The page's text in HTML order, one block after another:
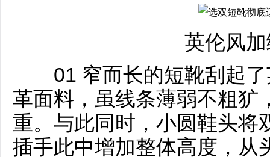
英伦风
01 窄而长的短靴刮起了
革面料，虽线条薄弱不粗犷
重。与此同时，小圆鞋头将
插手此中增加整体高度，从